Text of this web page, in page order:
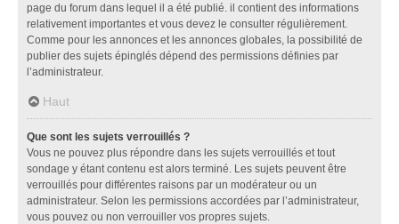
page du forum dans lequel il a été publié. il contient des informations
relativement importantes et vous devez le consulter régulièrement.
Comme pour les annonces et les annonces globales, la possibilité de
publier des sujets épinglés dépend des permissions définies par
l’administrateur.
Haut
Que sont les sujets verrouillés ?
Vous ne pouvez plus répondre dans les sujets verrouillés et tout
sondage y étant contenu est alors terminé. Les sujets peuvent être
verrouillés pour différentes raisons par un modérateur ou un
administrateur. Selon les permissions accordées par l’administrateur,
vous pouvez ou non verrouiller vos propres sujets.